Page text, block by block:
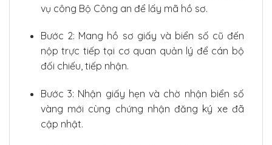
vụ công Bộ Công an để lấy mã hồ sơ.
Bước 2: Mang hồ sơ giấy và biển số cũ đến
nộp trực tiếp tại cơ quan quản lý để cán bộ
đối chiếu, tiếp nhận.
Bước 3: Nhận giấy hẹn và chờ nhận biển số
vàng mới cùng chứng nhận đăng ký xe đã
cập nhật.